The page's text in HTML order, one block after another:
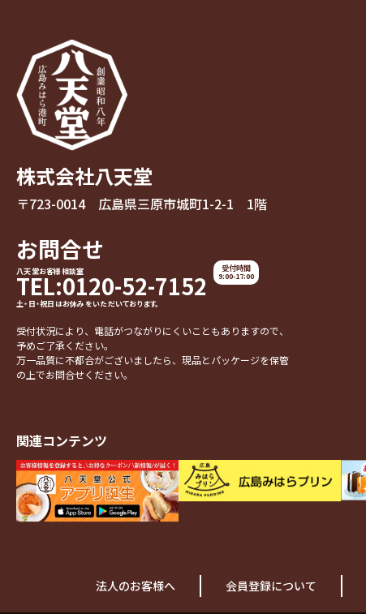
株式会社八天堂
〒723-0014 広島県三原市城町1-2-1 1階
お問合せ
八天堂お客様相談室
TEL:0120-52-7152
土・日・祝日はお休みをいただいております。
受付時間
9:00-17:00
受付状況により、電話がつながりにくいこともありますので、
予めご了承ください。
万一品質に不都合がございましたら、現品とパッケージを保管
の上でお問合せください。
関連コンテンツ
法人のお客様へ 会員登録について